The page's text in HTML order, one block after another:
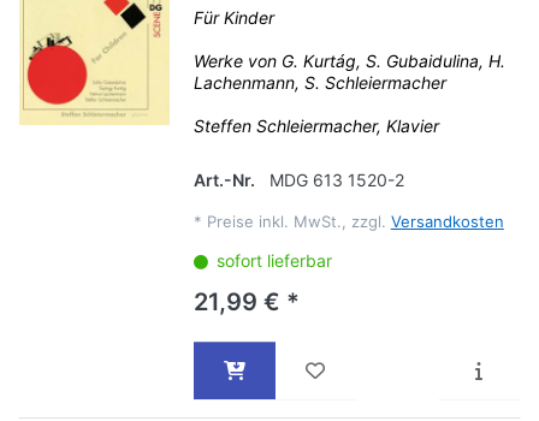
Für Kinder
Werke von G. Kurtág, S. Gubaidulina, H.
Lachenmann, S. Schleiermacher
Steffen Schleiermacher, Klavier
Art.-Nr. MDG 613 1520-2
* Preise inkl. MwSt., zzgl. Versandkosten
sofort lieferbar
21,99 € *